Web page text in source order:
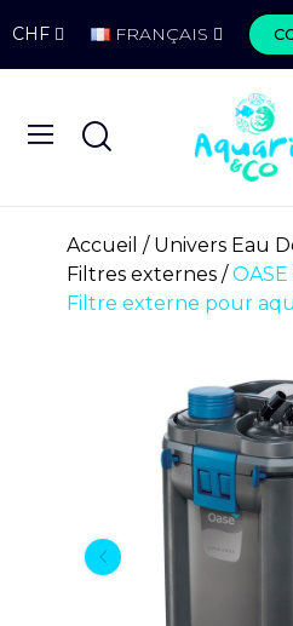
CHF FRANÇAIS
Accueil Univers Eau
Filtres externes
Filtre externe pour